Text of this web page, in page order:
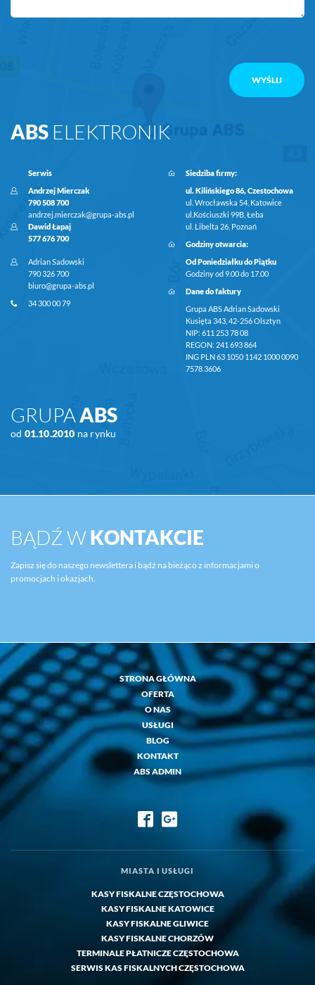
ABS ELEKTRONIK
Serwis
Andrzej Mierczak
790 508 700
andrzej.mierczak@grupa-abs.pl
Dawid Łapaj
577 676 700
Adrian Sadowski
790 326 700
biuro@grupa-abs.pl
34 300 00 79
Siedziba firmy:
ul. Kilińskiego 86, Czestochowa
ul. Wrocławska 54, Katowice
ul.Kościuszki 99B, Łeba
ul. Libelta 26, Poznań
Godziny otwarcia:
Od Poniedziałku do Piątku
Godziny od 9.00 do 17.00
Dane do faktury
Grupa ABS Adrian Sadowski
Kusięta 343, 42-256 Olsztyn
NIP: 611 253 78 08
REGON: 241 693 864
ING PLN 63 1050 1142 1000 0090
7578 3606
GRUPAABS
od 01.10.2010 na rynku
BĄDŹ WKONTAKCIE
Zapisz się do naszego newslettera i bądź na bieżąco z informacjami o
promocjach i okazjach.
STRONA GŁÓWNA
OFERTA
O NAS
USŁUGI
BLOG
KONTAKT
ABS ADMIN
MIASTA I USŁUGI
KASY FISKALNE CZĘSTOCHOWA
KASY FISKALNE KATOWICE
KASY FISKALNE GLIWICE
KASY FISKALNE CHORZÓW
TERMINALE PŁATNICZE CZĘSTOCHOWA
SERWIS KAS FISKALNYCH CZĘSTOCHOWA